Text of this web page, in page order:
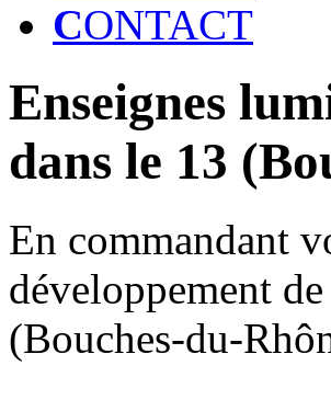
CONTACT
Enseignes
dans le 13
En commandant
développement
(Bouches-du-